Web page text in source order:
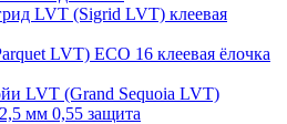
LVT (Sigrid LVT) клеевая
LVT) ECO 16 клеевая ёлочка
LVT (Grand Sequoia LVT)
мм 0,55 защита